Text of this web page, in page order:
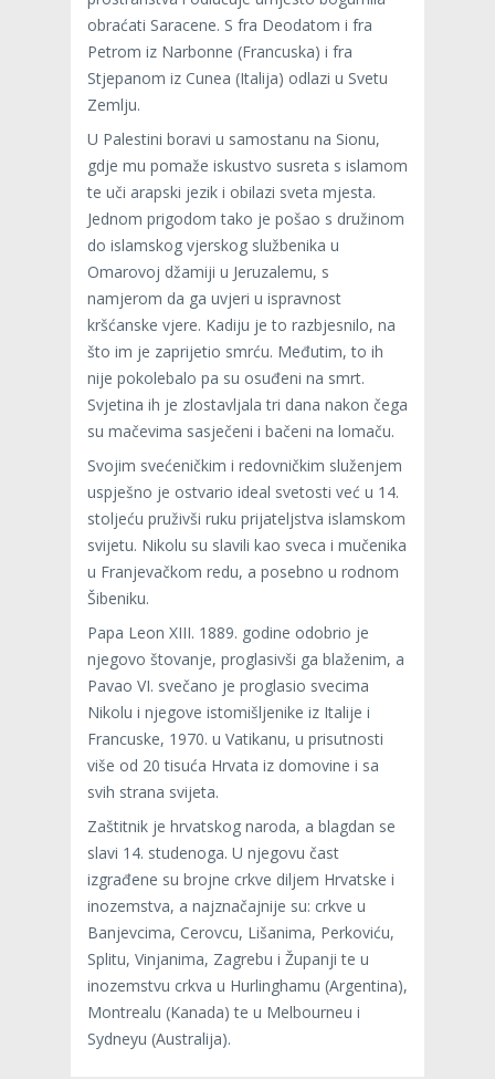
obraćati Saracene. S fra Deodatom i fra
Petrom iz Narbonne (Francuska) i fra
Stjepanom iz Cunea (Italija) odlazi u Svetu
Zemlju.
U Palestini boravi u samostanu na Sionu,
gdje mu pomaže iskustvo susreta s islamom
te uči arapski jezik i obilazi sveta mjesta.
Jednom prigodom tako je pošao s družinom
do islamskog vjerskog službenika u
Omarovoj džamiji u Jeruzalemu, s
namjerom da ga uvjeri u ispravnost
kršćanske vjere. Kadiju je to razbjesnilo, na
što im je zaprijetio smrću. Međutim, to ih
nije pokolebalo pa su osuđeni na smrt.
Svjetina ih je zlostavljala tri dana nakon čega
su mačevima sasječeni i bačeni na lomaču.
Svojim svećeničkim i redovničkim služenjem
uspješno je ostvario ideal svetosti već u 14.
stoljeću pruživši ruku prijateljstva islamskom
svijetu. Nikolu su slavili kao sveca i mučenika
u Franjevačkom redu, a posebno u rodnom
Šibeniku.
Papa Leon XIII. 1889. godine odobrio je
njegovo štovanje, proglasivši ga blaženim, a
Pavao VI. svečano je proglasio svecima
Nikolu i njegove istomišljenike iz Italije i
Francuske, 1970. u Vatikanu, u prisutnosti
više od 20 tisuća Hrvata iz domovine i sa
svih strana svijeta.
Zaštitnik je hrvatskog naroda, a blagdan se
slavi 14. studenoga. U njegovu čast
izgrađene su brojne crkve diljem Hrvatske i
inozemstva, a najznačajnije su: crkve u
Banjevcima, Cerovcu, Lišanima, Perkoviću,
Splitu, Vinjanima, Zagrebu i Županji te u
inozemstvu crkva u Hurlinghamu (Argentina),
Montrealu (Kanada) te u Melbourneu i
Sydneyu (Australija).